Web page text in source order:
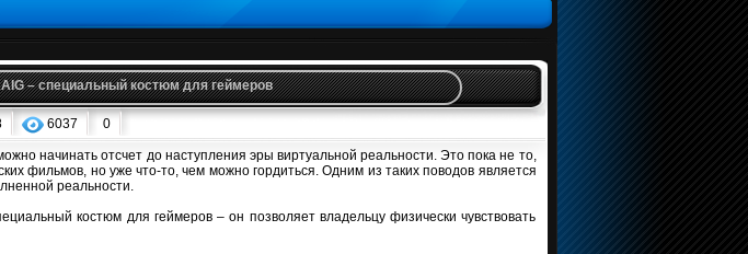
– специальный костюм для геймеров
6037 0
начинать отсчет до наступления эры виртуальной реальности. Это пока не то,
фильмов, но уже что-то, чем можно гордиться. Одним из таких поводов является
реальности.
костюм для геймеров – он позволяет владельцу физически чувствовать